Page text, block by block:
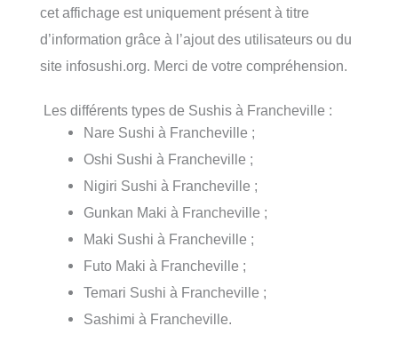
cet affichage est uniquement présent à titre
d’information grâce à l’ajout des utilisateurs ou du
site infosushi.org. Merci de votre compréhension.
Les différents types de Sushis à Francheville :
Nare Sushi à Francheville ;
Oshi Sushi à Francheville ;
Nigiri Sushi à Francheville ;
Gunkan Maki à Francheville ;
Maki Sushi à Francheville ;
Futo Maki à Francheville ;
Temari Sushi à Francheville ;
Sashimi à Francheville.